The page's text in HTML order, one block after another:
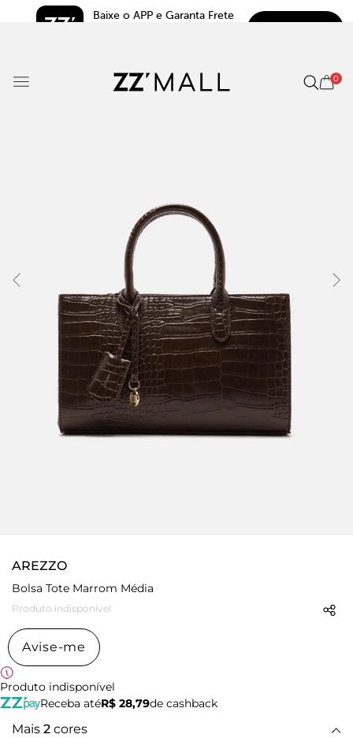
Baixe o APP e Garanta Frete
0
AREZZO
Bolsa Tote Marrom Média
Produto indisponível
Avise-me
Produto indisponível
Receba atéR$ 28,79de cashback
Mais 2 cores